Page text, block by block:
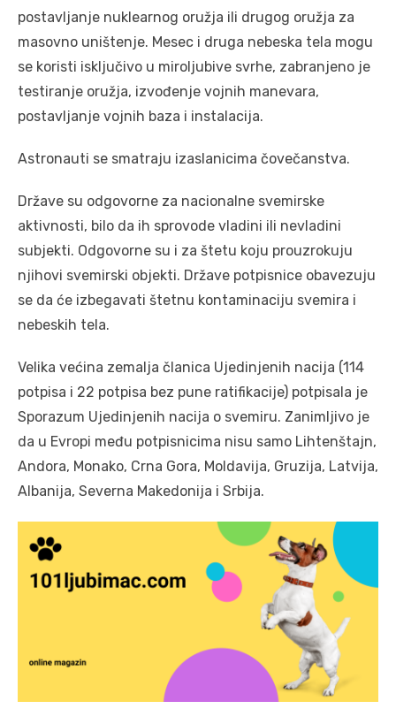
postavljanje nuklearnog oružja ili drugog oružja za
masovno uništenje. Mesec i druga nebeska tela mogu
se koristi isključivo u miroljubive svrhe, zabranjeno je
testiranje oružja, izvođenje vojnih manevara,
postavljanje vojnih baza i instalacija.
Astronauti se smatraju izaslanicima čovečanstva.
Države su odgovorne za nacionalne svemirske
aktivnosti, bilo da ih sprovode vladini ili nevladini
subjekti. Odgovorne su i za štetu koju prouzrokuju
njihovi svemirski objekti. Države potpisnice obavezuju
se da će izbegavati štetnu kontaminaciju svemira i
nebeskih tela.
Velika većina zemalja članica Ujedinjenih nacija (114
potpisa i 22 potpisa bez pune ratifikacije) potpisala je
Sporazum Ujedinjenih nacija o svemiru. Zanimljivo je
da u Evropi među potpisnicima nisu samo Lihtenštajn,
Andora, Monako, Crna Gora, Moldavija, Gruzija, Latvija,
Albanija, Severna Makedonija i Srbija.